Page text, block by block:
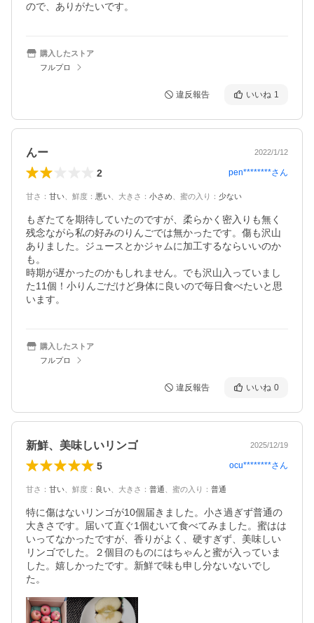
ので、ありがたいです。
購入したストア
フルプロ
違反報告 いいね 1
んー 2022/1/12
2 pen********さん
甘さ ： 甘い 鮮度 ： 悪い 大きさ ： 小さめ 蜜の入り ： 少ない
もぎたてを期待していたのですが、柔らかく密入りも無く
残念ながら私の好みのりんごでは無かったです。傷も沢山
ありました。ジュースとかジャムに加工するならいいのか
も。
時期が遅かったのかもしれません。でも沢山入っていまし
た11個！小りんごだけど身体に良いので毎日食べたいと思
います。
購入したストア
フルプロ
違反報告 いいね 0
新鮮、美味しいリンゴ 2025/12/19
5 ocu********さん
甘さ ： 甘い 鮮度 ： 良い 大きさ ： 普通 蜜の入り ： 普通
特に傷はないリンゴが10個届きました。小さ過ぎず普通の
大きさです。届いて直ぐ1個むいて食べてみました。蜜はは
いってなかったですが、香りがよく、硬すぎず、美味しい
リンゴでした。２個目のものにはちゃんと蜜が入っていま
した。嬉しかったです。新鮮で味も申し分ないないでし
た。